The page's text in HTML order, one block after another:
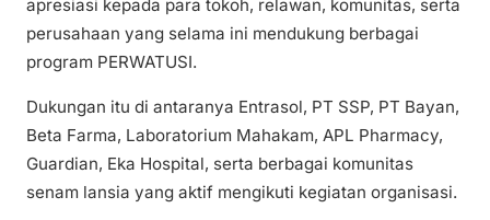
apresiasi kepada para tokoh, relawan, komunitas, serta
perusahaan yang selama ini mendukung berbagai
program PERWATUSI.
Dukungan itu di antaranya Entrasol, PT SSP, PT Bayan,
Beta Farma, Laboratorium Mahakam, APL Pharmacy,
Guardian, Eka Hospital, serta berbagai komunitas
senam lansia yang aktif mengikuti kegiatan organisasi.